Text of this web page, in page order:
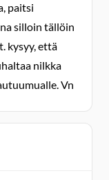
paitsi
silloin tällöin
kysyy, että
nilkka
Vn